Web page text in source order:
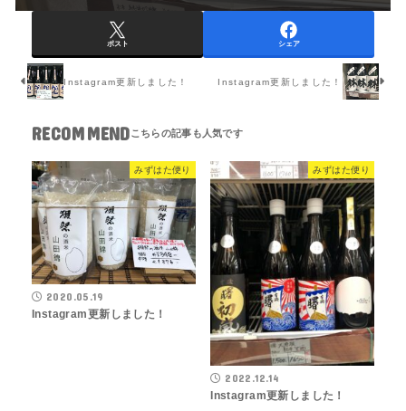
ポスト シェア
Instagram更新しました！ Instagram更新しました！
RECOMMEND
みずはた便り
2020.05.19
Instagram更新しました！
みずはた便り
2022.12.14
Instagram更新しました！